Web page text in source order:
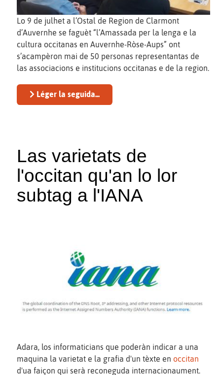
Lo 9 de julhet a l’Ostal de Region de Clarmont
d’Auvernhe se faguèt “l’Amassada per la lenga e la
cultura occitanas en Auvernhe-Ròse-Aups” ont
s’acampèron mai de 50 personas representantas de
las associacions e institucions occitanas e de la region.
Léger la seguida...
Las varietats de
l'occitan qu'an lo lor
subtag a l'IANA
Adara, los informaticians que poderàn indicar a una
maquina la varietat e la grafia d'un tèxte en occitan
d'ua faiçon qui serà reconeguda internacionaument.